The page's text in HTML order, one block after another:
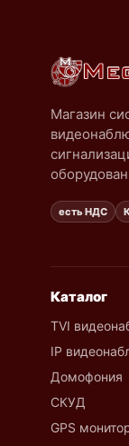
Магазин
есть НДС
Каталог
TVI
IP
Домофония
СКУД
GPS